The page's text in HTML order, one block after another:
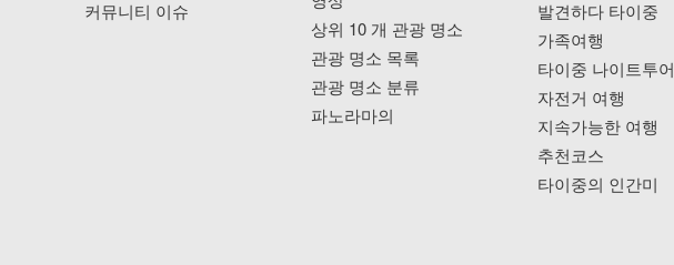
커뮤니티 이슈
상위 10 개 관광 명소
관광 명소 목록
관광 명소 분류
파노라마의
발견하다 타이중
가족여행
타이중 나이트투어
자전거 여행
지속가능한 여행
추천코스
타이중의 인간미